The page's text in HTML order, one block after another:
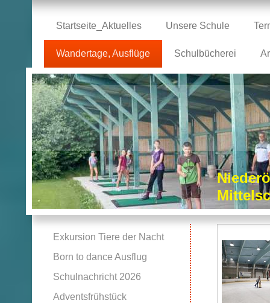
Startseite_Aktuelles Unsere Schule
Wandertage, Ausflüge Schulbücherei
Exkursion Tiere der Nacht
Born to dance Ausflug
Schulnachricht 2026
Adventsfrühstück